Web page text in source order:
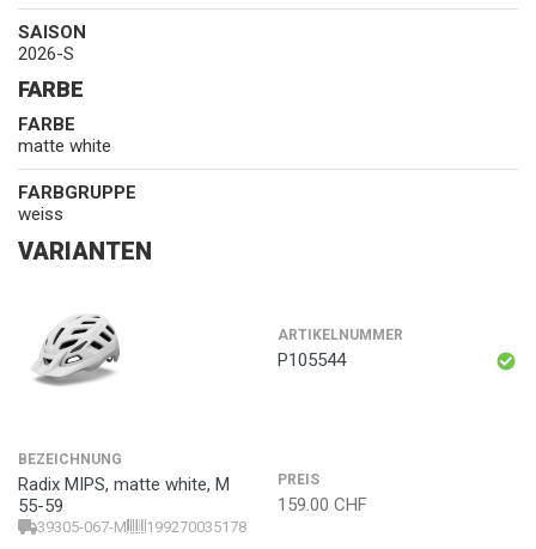
SAISON
2026-S
FARBE
FARBE
matte white
FARBGRUPPE
weiss
VARIANTEN
ARTIKELNUMMER
P105544
BEZEICHNUNG
Radix MIPS, matte white, M
55-59
39305-067-M 199270035178
PREIS
159.00 CHF